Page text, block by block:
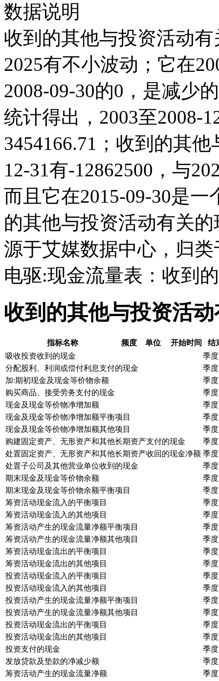
数据说明
收到的其他与投资活动
2025有不小波动；它在
2008-09-30的0，是减少
统计得出，2003至2008-
3454166.71；收到的其
12-31有-12862500，与
而且它在2015-09-30是
的其他与投资活动有关
源于艾媒数据中心，归
电驱:现金流量表：收到
收到的其他与投资活
指标名称 频度 单位 开始时间
结
吸收投资收到的现金
季度
分配股利、利润或偿付利息支付的现金
季度
加:期初现金及现金等价物余额
季度
购买商品、接受劳务支付的现金
季度
现金及现金等价物净增加额
季度
现金及现金等价物净增加额平衡项目
季度
现金及现金等价物净增加额其他项目
季度
购建固定资产、无形资产和其他长期资产支付的现金
季度
处置固定资产、无形资产和其他长期资产收回的现金净额 季度
处置子公司及其他营业单位收到的现金
季度
期末现金及现金等价物余额
季度
期末现金及现金等价物余额平衡项目
季度
筹资活动现金流入的平衡项目
季度
筹资活动现金流入的其他项目
季度
筹资活动产生的现金流量净额平衡项目
季度
筹资活动产生的现金流量净额其他项目
季度
筹资活动现金流出的平衡项目
季度
筹资活动现金流出的其他项目
季度
投资活动现金流入的平衡项目
季度
投资活动现金流入的其他项目
季度
投资活动产生的现金流量净额平衡项目
季度
投资活动产生的现金流量净额其他项目
季度
投资活动现金流出的平衡项目
季度
投资活动现金流出的其他项目
季度
投资支付的现金
季度
发放贷款及垫款的净减少额
季度
筹资活动产生的现金流量净额
季度